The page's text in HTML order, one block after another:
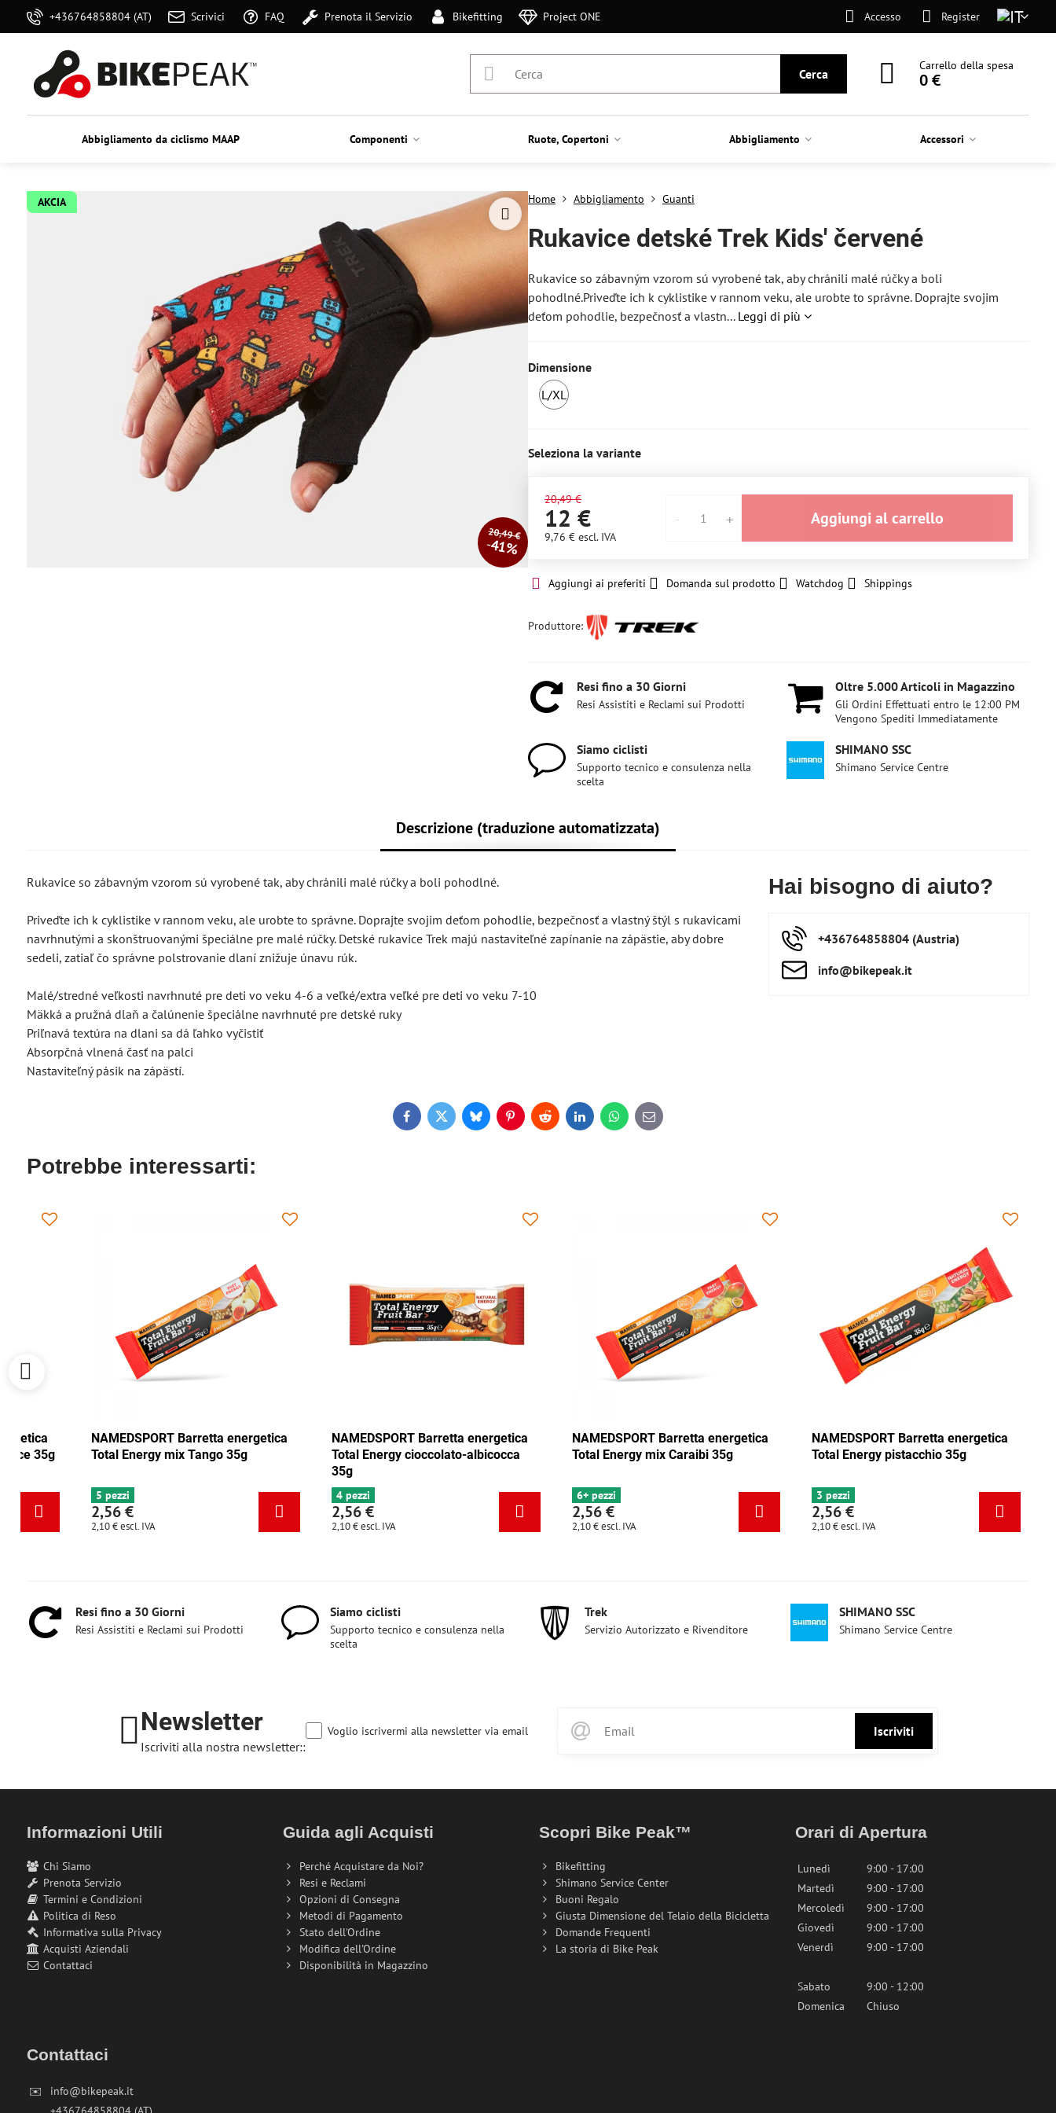
+436764858804 (AT) Scrivici FAQ Prenota il Servizio Bikefitting Project ONE Accesso Register
Cerca
Carrello della spesa
0 €
Abbigliamento da ciclismo MAAP Componenti Ruote, Copertoni Abbigliamento Accessori
AKCIA
20,49 €
41%
Home Abbigliamento Guanti
Rukavice detské Trek Kids' červené
Rukavice so zábavným vzorom sú vyrobené tak, aby chránili malé rúčky a boli
pohodlné.Priveďte ich k cyklistike v rannom veku, ale urobte to správne. Doprajte svojim
deťom pohodlie, bezpečnosť a vlastn... Leggi di più
Dimensione
L/XL
Seleziona la variante
20,49 €
12 €
9,76 € escl. IVA
Aggiungi al carrello
Aggiungi ai preferiti Domanda sul prodotto Watchdog Shippings
Produttore:
Resi fino a 30 Giorni
Resi Assistiti e Reclami sui Prodotti
Oltre 5​.000 Articoli in Magazzino
Gli Ordini Effettuati entro le 12:00 PM
Vengono Spediti Immediatamente
Siamo ciclisti
Supporto tecnico e consulenza nella
scelta
SHIMANO SSC
Shimano Service Centre
Descrizione (traduzione automatizzata)
Rukavice so zábavným vzorom sú vyrobené tak, aby chránili malé rúčky a boli pohodlné.
Priveďte ich k cyklistike v rannom veku, ale urobte to správne. Doprajte svojim deťom pohodlie, bezpečnosť a vlastný štýl s rukavicami
navrhnutými a skonštruovanými špeciálne pre malé rúčky. Detské rukavice Trek majú nastaviteľné zapínanie na zápästie, aby dobre
sedeli, zatiaľ čo správne polstrovanie dlaní znižuje únavu rúk.
Malé/stredné veľkosti navrhnuté pre deti vo veku 4-6 a veľké/extra veľké pre deti vo veku 7-10
Mäkká a pružná dlaň a čalúnenie špeciálne navrhnuté pre detské ruky
Priľnavá textúra na dlani sa dá ľahko vyčistiť
Absorpčná vlnená časť na palci
Nastaviteľný pásik na zápästí.
Hai bisogno di aiuto?
+436764858804 (Austria)
info​@bikepeak​.it
FacebookTwitterBlueskyPinterestRedditLinkedInWhatsApp
E-
mail
Potrebbe interessarti:
NAMEDSPORT Barretta energetica
Total Energy mirtillo rosso-noce 35g
6+ pezzi
2,56 €
escl. IVA
NAMEDSPORT Barretta energetica
Total Energy mix Tango 35g
5 pezzi
2,56 €
escl. IVA
NAMEDSPORT Barretta energetica
Total Energy cioccolato-albicocca
4 pezzi
2,56 €
escl. IVA
NAMEDSPORT Barretta energetica
Total Energy mix Caraibi 35g
6+ pezzi
2,56 €
escl. IVA
3 pezzi
2,56 €
Resi fino a 30 Giorni
Resi Assistiti e Reclami sui Prodotti
Siamo ciclisti
Supporto tecnico e consulenza nella
scelta
Trek
Servizio Autorizzato e Rivenditore
SHIMANO SSC
Shimano Service Centre
Newsletter
Iscriviti alla nostra newsletter::
Iscriviti
Voglio iscrivermi alla newsletter via email
Informazioni Utili
Chi Siamo
Prenota Servizio
Termini e Condizioni
Politica di Reso
Informativa sulla Privacy
Acquisti Aziendali
Contattaci
Guida agli Acquisti
Perché Acquistare da Noi?
Resi e Reclami
Opzioni di Consegna
Metodi di Pagamento
Stato dell'Ordine
Modifica dell'Ordine
Disponibilità in Magazzino
Scopri Bike Peak™
Bikefitting
Shimano Service Center
Buoni Regalo
Giusta Dimensione del Telaio della Bicicletta
Domande Frequenti
La storia di Bike Peak
Orari di Apertura
Lunedì
9:00 - 17:00
Martedì
9:00 - 17:00
Mercoledì
9:00 - 17:00
Giovedì
9:00 - 17:00
Venerdì
9:00 - 17:00
Sabato
9:00 - 12:00
Domenica
Chiuso
Contattaci
✉️
info@bikepeak.it